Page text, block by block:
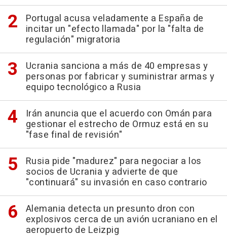
Portugal acusa veladamente a España de
incitar un "efecto llamada" por la "falta de
regulación" migratoria
Ucrania sanciona a más de 40 empresas y
personas por fabricar y suministrar armas y
equipo tecnológico a Rusia
Irán anuncia que el acuerdo con Omán para
gestionar el estrecho de Ormuz está en su
"fase final de revisión"
Rusia pide "madurez" para negociar a los
socios de Ucrania y advierte de que
"continuará" su invasión en caso contrario
Alemania detecta un presunto dron con
explosivos cerca de un avión ucraniano en el
aeropuerto de Leizpig